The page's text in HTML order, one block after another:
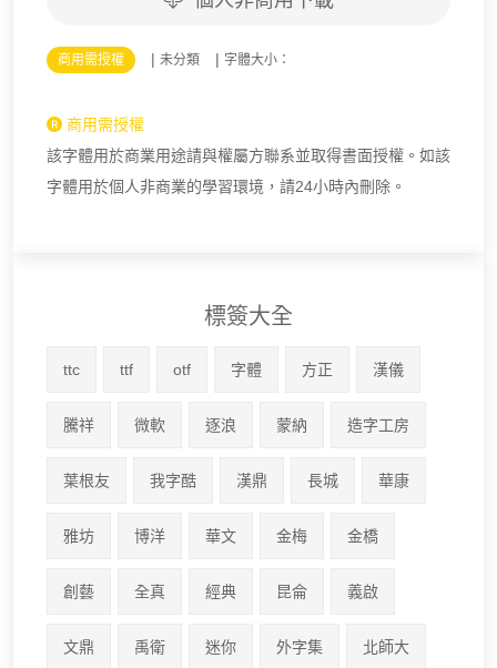
商用需授權 | 未分類 | 字體大小：
商用需授權
該字體用於商業用途請與權屬方聯系並取得書面授權。如該
字體用於個人非商業的學習環境，請24小時內刪除。
標簽大全
ttc ttf otf 字體 方正 漢儀
騰祥 微軟 逐浪 蒙納 造字工房
葉根友 我字酷 漢鼎 長城 華康
雅坊 博洋 華文 金梅 金橋
創藝 全真 經典 昆侖 義啟
文鼎 禹衛 迷你 外字集 北師大